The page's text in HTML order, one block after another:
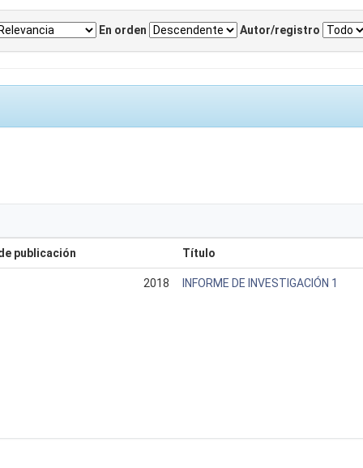
En orden Autor/registro
publicación Título
2018 INFORME DE INVESTIGACIÓN 1